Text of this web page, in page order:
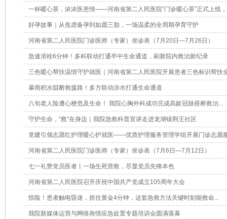
一杯暖心茶，浓浓医患情——河南省第二人民医院“门诊暖心茶”正式上线
好孕故事｜从焦虑备孕到如愿三胎，一场温柔的全周期孕育守护
河南省第二人民医院门诊医师（专家）坐诊表（7月20日—7月26日）
急速溶栓6分钟！多科联动打通卒中生命通道，刷新院内救治新纪录
三色暖心帮扶温情守护就医｜河南省第二人民医院开展患者三色标识帮扶
暴雨积水阻断救援路！多方联动涉水打通生命通道
八旬老人险遭心梗危及生命！ 我院心胸外科成功完成高龄冠脉搭桥救治...
守护生命，“救”在身边｜我院急救科普宣讲走进龙湖镇荆王社区
党建引领志愿红护理暖心护就医——优质护理服务管理学组开展门诊志愿
河南省第二人民医院门诊医师（专家）坐诊表（7月6日—7月12日）
七一礼赞党员医者丨一场生死营救，尽显党员先锋本色
河南省第二人民医院召开庆祝中国共产党成立105周年大会
惊险！患者触电昏迷，抓住黄金4分钟，这套急救方法关键时刻能救命...
我院新媒体运营与网络舆情应急处置专题培训会圆满落幕